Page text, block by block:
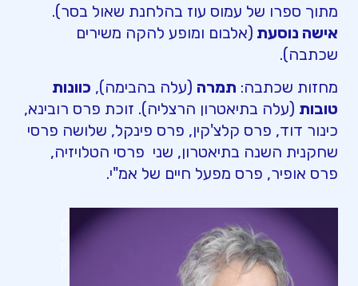
מתוך ספרו של עמוס עוז בהלחנת שאול בסר).
אישה נוסעת (אלבום ומופע להקה משירים
שכתבה).
מחזות שכתבה: תמרה (עלה בהבימה), כוונות
טובות (עלה בתיאטרון הרצליה). זוכת פרס רובינא,
כינור דוד, פרס קלצ'קין, פרס פינקל, שלושה פרסי
שחקנית השנה בתיאטרון, שני פרסי הטלויזיה,
פרס אופיר, פרס מפעל חיים של אמ"י.